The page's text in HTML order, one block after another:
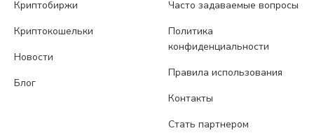
Криптобиржи
Криптокошельки
Новости
Блог
Часто задаваемые вопросы
Политика
конфиденциальности
Правила использования
Контакты
Стать партнером